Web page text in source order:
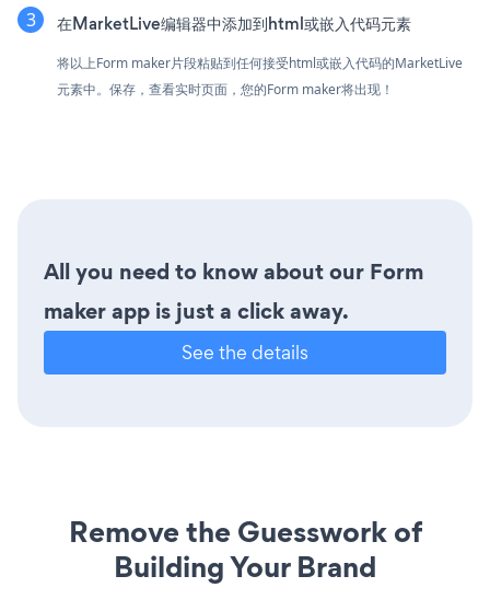
在MarketLive编辑器中添加到html或嵌入代码元素
将以上Form maker片段粘贴到任何接受html或嵌入代码的MarketLive
元素中。保存，查看实时页面，您的Form maker将出现！
All you need to know about our Form
maker app is just a click away.
See the details
Remove the Guesswork of
Building Your Brand